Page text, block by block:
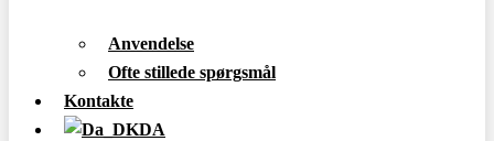
Anvendelse
Ofte stillede spørgsmål
Kontakte
DA